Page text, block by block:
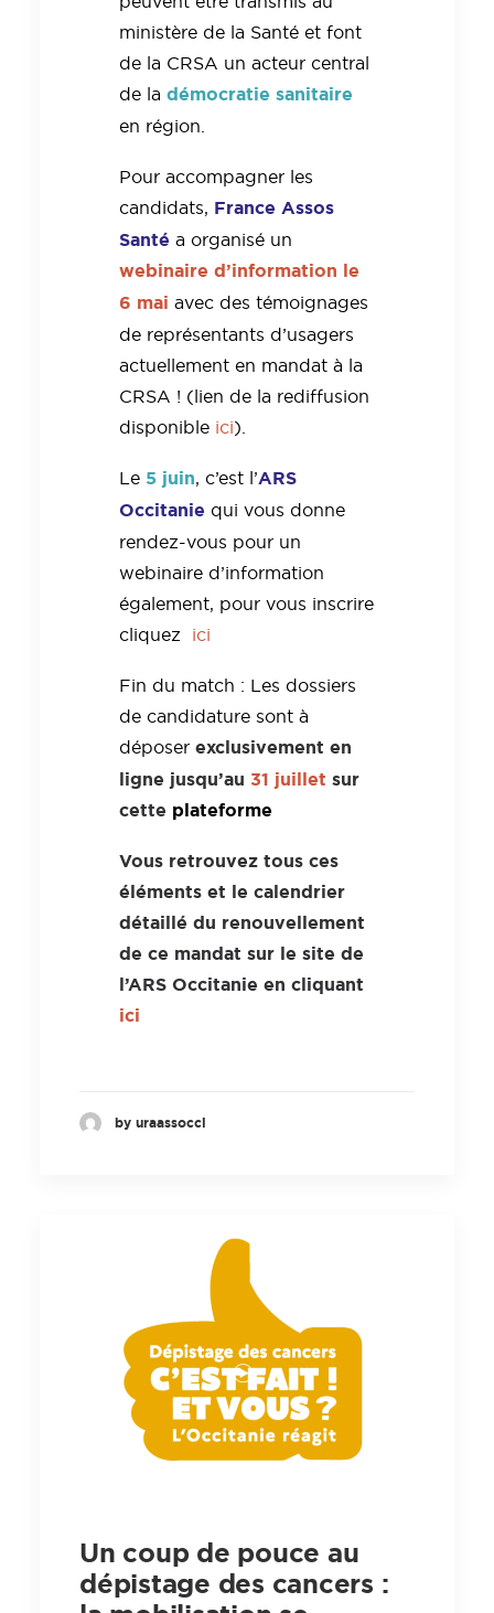
ministère de la Santé et font
de la CRSA un acteur central
de la démocratie sanitaire
en région.
Pour accompagner les
candidats, France Assos
Santé a organisé un
webinaire d’information le
6 mai avec des témoignages
de représentants d’usagers
actuellement en mandat à la
CRSA ! (lien de la rediffusion
disponible ici).
Le 5 juin, c’est l’ARS
Occitanie qui vous donne
rendez-vous pour un
webinaire d’information
également, pour vous inscrire
cliquez ici
Fin du match : Les dossiers
de candidature sont à
déposer exclusivement en
ligne jusqu’au 31 juillet sur
cette plateforme
Vous retrouvez tous ces
éléments et le calendrier
détaillé du renouvellement
de ce mandat sur le site de
l’ARS Occitanie en cliquant
ici
by uraassocci
Un coup de pouce au
dépistage des cancers :